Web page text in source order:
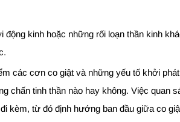
kinh hoặc những rối loạn thần kinh
các cơn co giật và những yếu tố khởi
chấn tinh thần nào hay không. Việc quan
kèm, từ đó định hướng ban đầu giữa co